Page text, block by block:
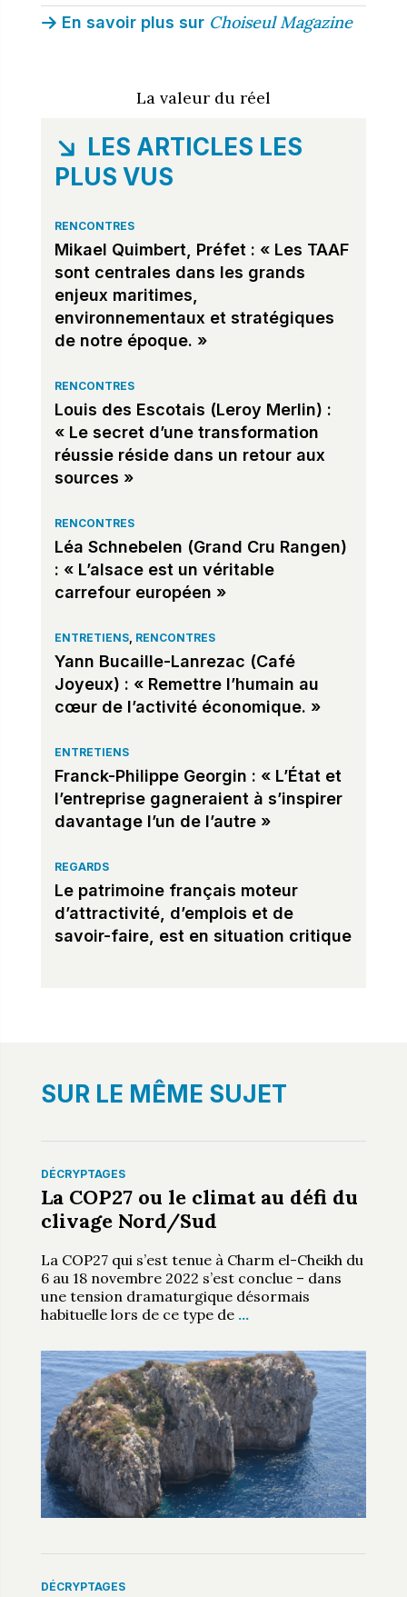
En savoir plus sur Choiseul Magazine
La valeur du réel
LES ARTICLES LES
PLUS VUS
RENCONTRES
Mikael Quimbert, Préfet : « Les TAAF
sont centrales dans les grands
enjeux maritimes,
environnementaux et stratégiques
de notre époque. »
RENCONTRES
Louis des Escotais (Leroy Merlin) :
« Le secret d’une transformation
réussie réside dans un retour aux
sources »
RENCONTRES
Léa Schnebelen (Grand Cru Rangen)
: « L’alsace est un véritable
carrefour européen »
ENTRETIENS, RENCONTRES
Yann Bucaille-Lanrezac (Café
Joyeux) : « Remettre l’humain au
cœur de l’activité économique. »
ENTRETIENS
Franck-Philippe Georgin : « L’État et
l’entreprise gagneraient à s’inspirer
davantage l’un de l’autre »
REGARDS
Le patrimoine français moteur
d’attractivité, d’emplois et de
savoir-faire, est en situation critique
SUR LE MÊME SUJET
DÉCRYPTAGES
La COP27 ou le climat au défi du
clivage Nord/Sud
La COP27 qui s’est tenue à Charm el-Cheikh du
6 au 18 novembre 2022 s’est conclue – dans
une tension dramaturgique désormais
habituelle lors de ce type de …
DÉCRYPTAGES